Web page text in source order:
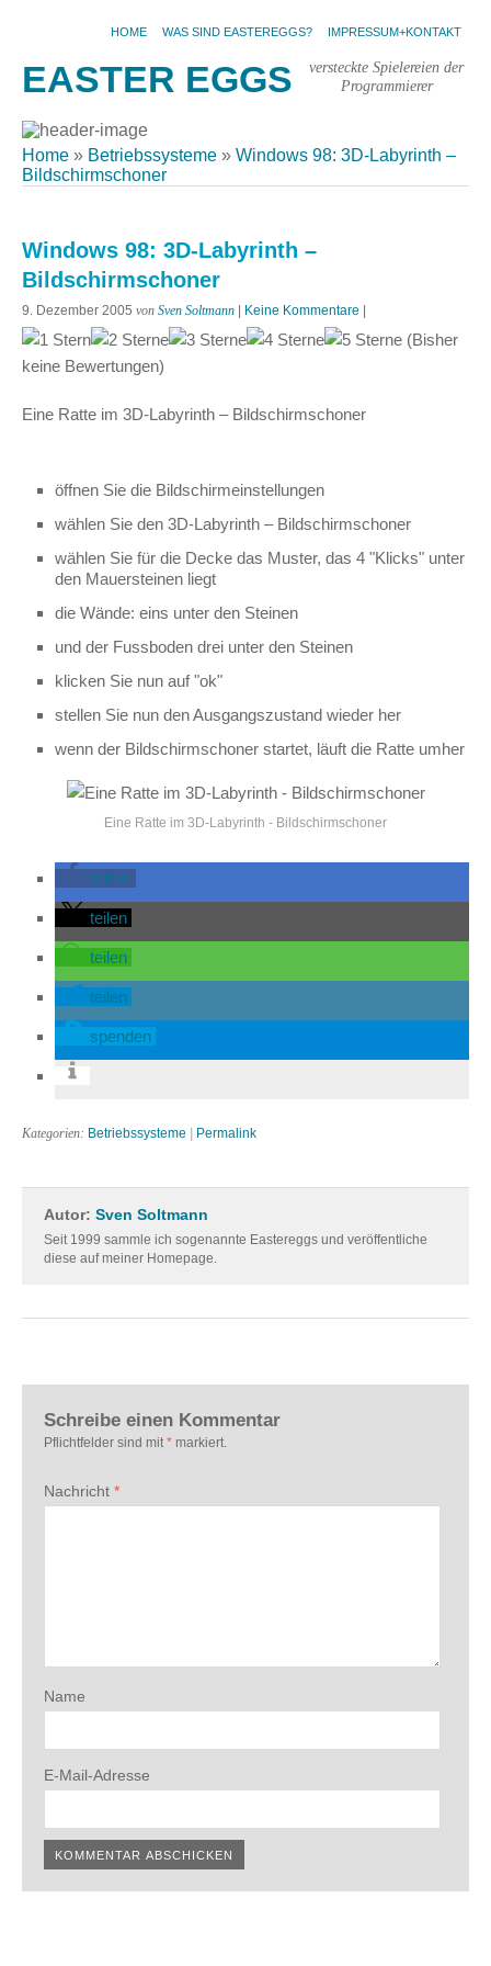
HOME WAS SIND EASTEREGGS? IMPRESSUM+KONTAKT
EASTER EGGS
versteckte Spielereien der
Programmierer
Home » Betriebssysteme » Windows 98: 3D-Labyrinth –
Bildschirmschoner
Windows 98: 3D-Labyrinth –
Bildschirmschoner
9. Dezember 2005 von Sven Soltmann Keine Kommentare
(Bisher
keine Bewertungen)
Eine Ratte im 3D-Labyrinth – Bildschirmschoner
öffnen Sie die Bildschirmeinstellungen
wählen Sie den 3D-Labyrinth – Bildschirmschoner
wählen Sie für die Decke das Muster, das 4 "Klicks" unter
den Mauersteinen liegt
die Wände: eins unter den Steinen
und der Fussboden drei unter den Steinen
klicken Sie nun auf "ok"
stellen Sie nun den Ausgangszustand wieder her
wenn der Bildschirmschoner startet, läuft die Ratte umher
Eine Ratte im 3D-Labyrinth - Bildschirmschoner
teilen
teilen
teilen
teilen
spenden
Kategorien: Betriebssysteme Permalink
Autor: Sven Soltmann
Seit 1999 sammle ich sogenannte Eastereggs und veröffentliche
diese auf meiner Homepage.
Schreibe einen Kommentar
Pflichtfelder sind mit * markiert.
Nachricht *
Name
E-Mail-Adresse